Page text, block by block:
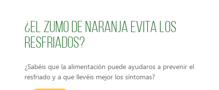
¿El zumo de naranja evita los
resfriados?
¿Sabéis que la alimentación puede ayudaros a prevenir el
resfriado y a que llevéis mejor los síntomas?